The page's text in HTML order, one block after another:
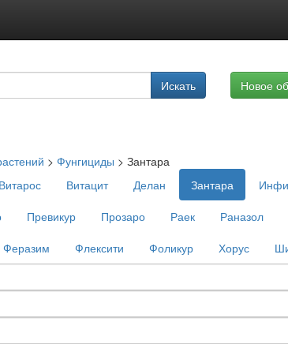
Искать Новое
> Фунгициды > Зантара
Витарос Витацит Делан Зантара
Превикур Прозаро Раек
Раназол
Феразим Флексити Фоликур Хорус